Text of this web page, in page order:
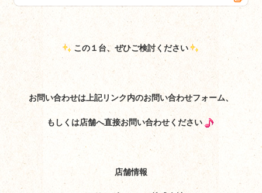
この１台、ぜひご検討ください
お問い合わせは上記リンク内のお問い合わせフォーム、
もしくは店舗へ直接お問い合わせください
店舗情報